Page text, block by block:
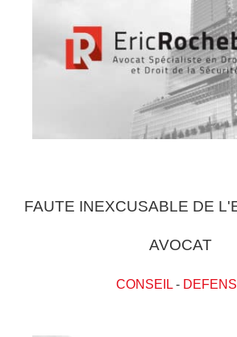
FAUTE INEXCUSABLE DE
AVOCAT
CONSEIL-